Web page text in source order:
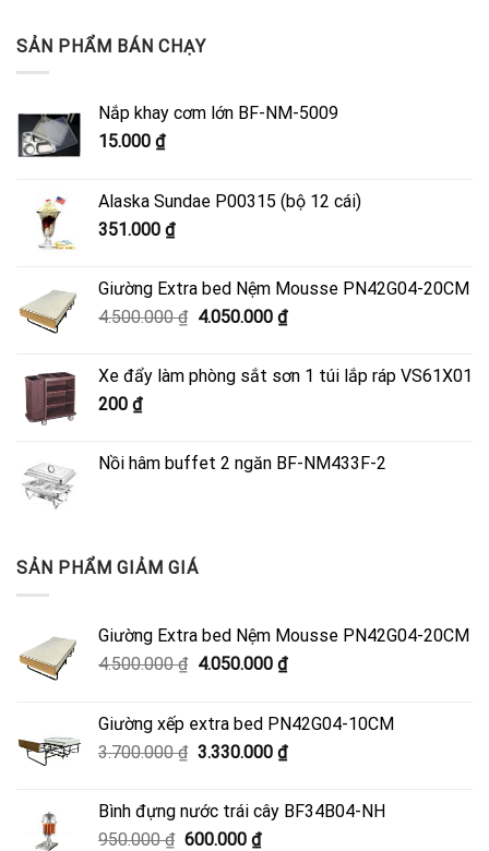
SẢN PHẨM BÁN CHẠY
Nắp khay cơm lớn BF-NM-5009
15.000 ₫
Alaska Sundae P00315 (bộ 12 cái)
351.000 ₫
Giường Extra bed Nệm Mousse PN42G04-20CM
4.500.000₫ Giá
4.500.000 ₫.
4.050.000 ₫Giá
là:
Xe đẩy làm phòng sắt sơn 1 túi lắp ráp VS61X01
200 ₫
Nồi hâm buffet 2 ngăn BF-NM433F-2
SẢN PHẨM GIẢM GIÁ
Giường Extra bed Nệm Mousse PN42G04-20CM
4.500.000₫ Giá
4.500.000 ₫.
4.050.000 ₫Giá
là:
4.050.000 ₫.
Giường xếp extra bed PN42G04-10CM
3.700.000₫ Giá
3.700.000 ₫.
3.330.000 ₫Giá
là:
Bình đựng nước trái cây BF34B04-NH
950.000₫ Giá
600.000 ₫Giá